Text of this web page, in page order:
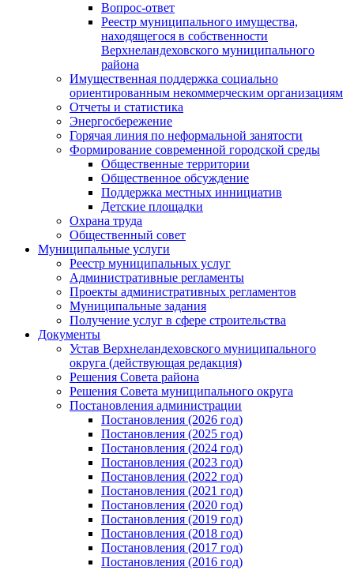
Вопрос-ответ
Реестр муниципального имущества,
находящегося в собственности
Верхнеландеховского муниципального
района
Имущественная поддержка социально
ориентированным некоммерческим организациям
Отчеты и статистика
Энергосбережение
Горячая линия по неформальной занятости
Формирование современной городской среды
Общественные территории
Общественное обсуждение
Поддержка местных иннициатив
Детские площадки
Охрана труда
Общественный совет
Муниципальные услуги
Реестр муниципальных услуг
Административные регламенты
Проекты административных регламентов
Муниципальные задания
Получение услуг в сфере строительства
Документы
Устав Верхнеландеховского муниципального
округа (действующая редакция)
Решения Совета района
Решения Совета муниципального округа
Постановления администрации
Постановления (2026 год)
Постановления (2025 год)
Постановления (2024 год)
Постановления (2023 год)
Постановления (2022 год)
Постановления (2021 год)
Постановления (2020 год)
Постановления (2019 год)
Постановления (2018 год)
Постановления (2017 год)
Постановления (2016 год)